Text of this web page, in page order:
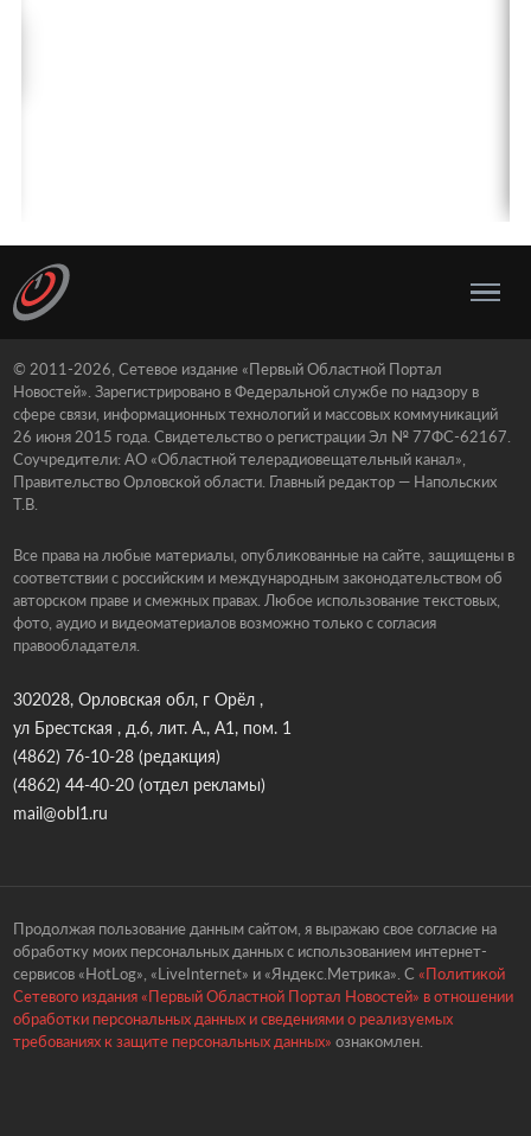
© 2011-2026, Сетевое издание «Первый Областной Портал
Новостей». Зарегистрировано в Федеральной службе по надзору в
сфере связи, информационных технологий и массовых коммуникаций
26 июня 2015 года. Свидетельство о регистрации Эл № 77ФС-62167.
Соучредители: АО «Областной телерадиовещательный канал»,
Правительство Орловской области. Главный редактор — Напольских
Т.В.
Все права на любые материалы, опубликованные на сайте, защищены в
соответствии с российским и международным законодательством об
авторском праве и смежных правах. Любое использование текстовых,
фото, аудио и видеоматериалов возможно только с согласия
правообладателя.
302028, Орловская обл, г Орёл ,
ул Брестская , д.6, лит. А., А1, пом. 1
(4862) 76-10-28(редакция)
(4862) 44-40-20(отдел рекламы)
mail@obl1.ru
Продолжая пользование данным сайтом, я выражаю свое согласие на
обработку моих персональных данных с использованием интернет-
сервисов «HotLog», «LiveInternet» и «Яндекс.Метрика». С «Политикой
Сетевого издания «Первый Областной Портал Новостей» в отношении
обработки персональных данных и сведениями о реализуемых
требованиях к защите персональных данных» ознакомлен.